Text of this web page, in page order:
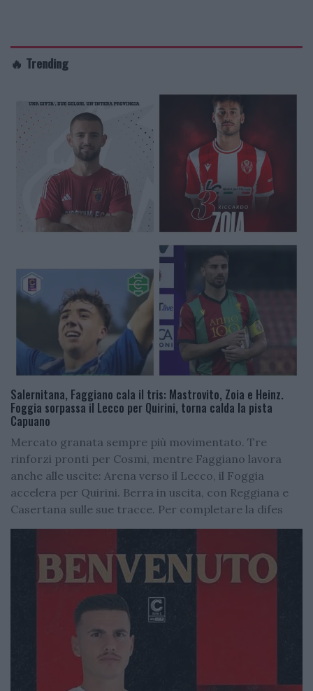
🔥 Trending
Salernitana, Faggiano cala il tris: Mastrovito, Zoia e Heinz.
Foggia sorpassa il Lecco per Quirini, torna calda la pista
Capuano
Mercato granata sempre più movimentato. Tre
rinforzi pronti per Cosmi, mentre Faggiano lavora
anche alle uscite: Arena verso il Lecco, il Foggia
accelera per Quirini. Berra in uscita, con Reggiana e
Casertana sulle sue tracce. Per completare la difes